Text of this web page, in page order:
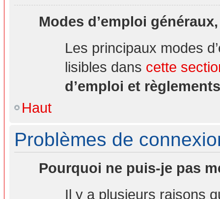
Modes d’emploi
Les principaux modes
lisibles dans cette
d’emploi et règlements
Haut
Problèmes de
Pourquoi ne puis-je pas
Il y a plusieurs raisons